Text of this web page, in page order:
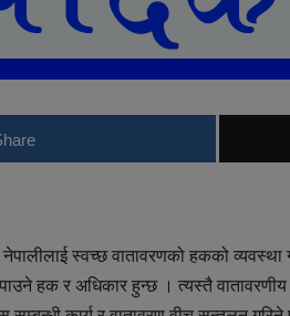
स्वच्छ वातावरणको हकको
हक र अधिकार हुन्छ । त्यस्तै